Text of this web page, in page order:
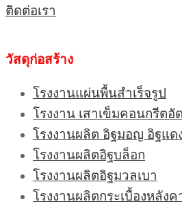
ติดต่อเรา
วัสดุก่อสร้าง
โรงงานแผ่นพื้นสำเร็จรูป
โรงงาน เสาเข็มคอนกรีตอั
โรงงานผลิต อิฐมอญ อิฐแด
โรงงานผลิตอิฐบล็อก
โรงงานผลิตอิฐมวลเบา
โรงงานผลิตกระเบื้องหลังค